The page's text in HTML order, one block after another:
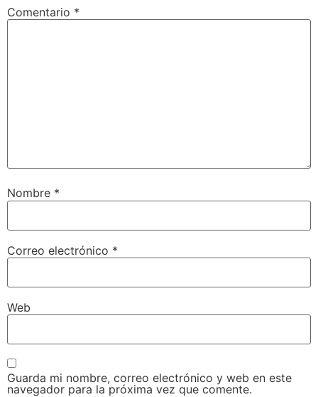
Comentario *
Nombre *
Correo electrónico *
Web
Guarda mi nombre, correo electrónico y web en este
navegador para la próxima vez que comente.